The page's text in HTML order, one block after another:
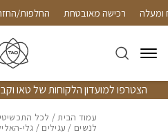
Skip to Contentרכישה מאובטחת החלפות/
הצטרפו למועדון הלקוחות של טאו וקבלו 10% הנחה ישירות
עמוד הבית/ לכל
לנשים / עגילים / גלי-
בחזרה למעלה